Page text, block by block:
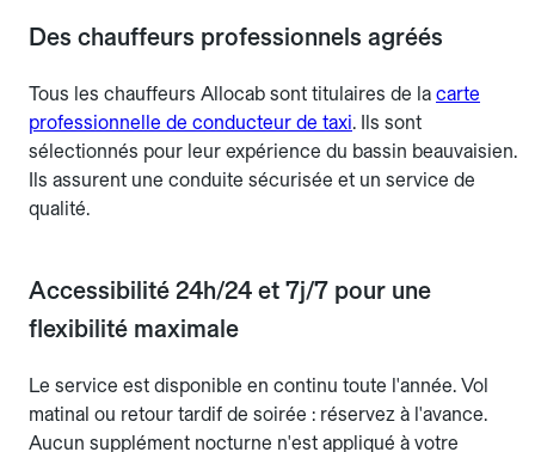
Des chauffeurs professionnels agréés
Tous les chauffeurs Allocab sont titulaires de la carte
professionnelle de conducteur de taxi. Ils sont
sélectionnés pour leur expérience du bassin beauvaisien.
Ils assurent une conduite sécurisée et un service de
qualité.
Accessibilité 24h/24 et 7j/7 pour une
flexibilité maximale
Le service est disponible en continu toute l'année. Vol
matinal ou retour tardif de soirée : réservez à l'avance.
Aucun supplément nocturne n'est appliqué à votre